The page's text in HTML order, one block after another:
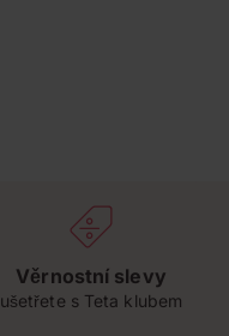
Věrnostní slevy
ušetřete s Teta klubem